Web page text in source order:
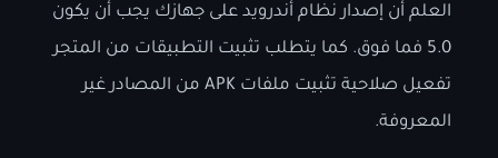
العلم أن إصدار نظام أندرويد على جهازك يجب أن يكون
5.0 فما فوق. كما يتطلب تثبيت التطبيقات من المتجر
تفعيل صلاحية تثبيت ملفات APK من المصادر غير
المعروفة.